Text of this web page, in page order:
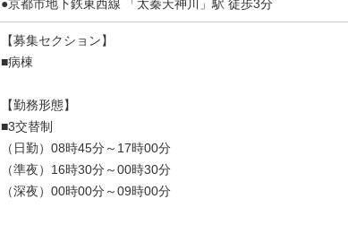
●京都市地下鉄東西線 「太秦天神川」駅 徒歩3分
【募集セクション】
■病棟
【勤務形態】
■3交替制
（日勤）08時45分～17時00分
（準夜）16時30分～00時30分
（深夜）00時00分～09時00分